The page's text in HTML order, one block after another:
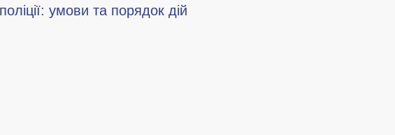
умови та порядок дій